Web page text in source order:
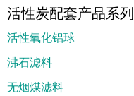
活性炭配套产品系列
活性氧化铝球
沸石滤料
无烟煤滤料